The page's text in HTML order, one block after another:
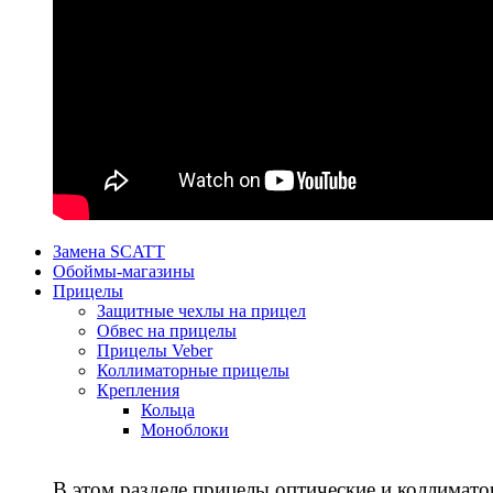
Замена SCATT
Обоймы-магазины
Прицелы
Защитные чехлы на прицел
Обвес на прицелы
Прицелы Veber
Коллиматорные прицелы
Крепления
Кольца
Моноблоки